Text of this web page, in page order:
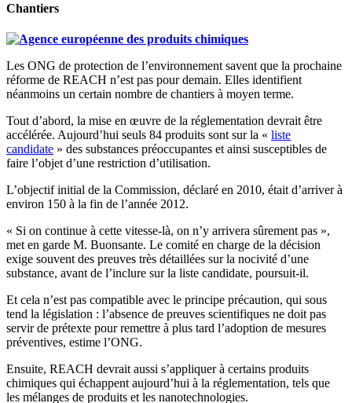
Chantiers
Les ONG de protection de l’environnement savent que la prochaine
réforme de REACH n’est pas pour demain. Elles identifient
néanmoins un certain nombre de chantiers à moyen terme.
Tout d’abord, la mise en œuvre de la réglementation devrait être
accélérée. Aujourd’hui seuls 84 produits sont sur la « liste
candidate » des substances préoccupantes et ainsi susceptibles de
faire l’objet d’une restriction d’utilisation.
L’objectif initial de la Commission, déclaré en 2010, était d’arriver à
environ 150 à la fin de l’année 2012.
« Si on continue à cette vitesse-là, on n’y arrivera sûrement pas »,
met en garde M. Buonsante. Le comité en charge de la décision
exige souvent des preuves très détaillées sur la nocivité d’une
substance, avant de l’inclure sur la liste candidate, poursuit-il.
Et cela n’est pas compatible avec le principe précaution, qui sous
tend la législation : l’absence de preuves scientifiques ne doit pas
servir de prétexte pour remettre à plus tard l’adoption de mesures
préventives, estime l’ONG.
Ensuite, REACH devrait aussi s’appliquer à certains produits
chimiques qui échappent aujourd’hui à la réglementation, tels que
les mélanges de produits et les nanotechnologies.